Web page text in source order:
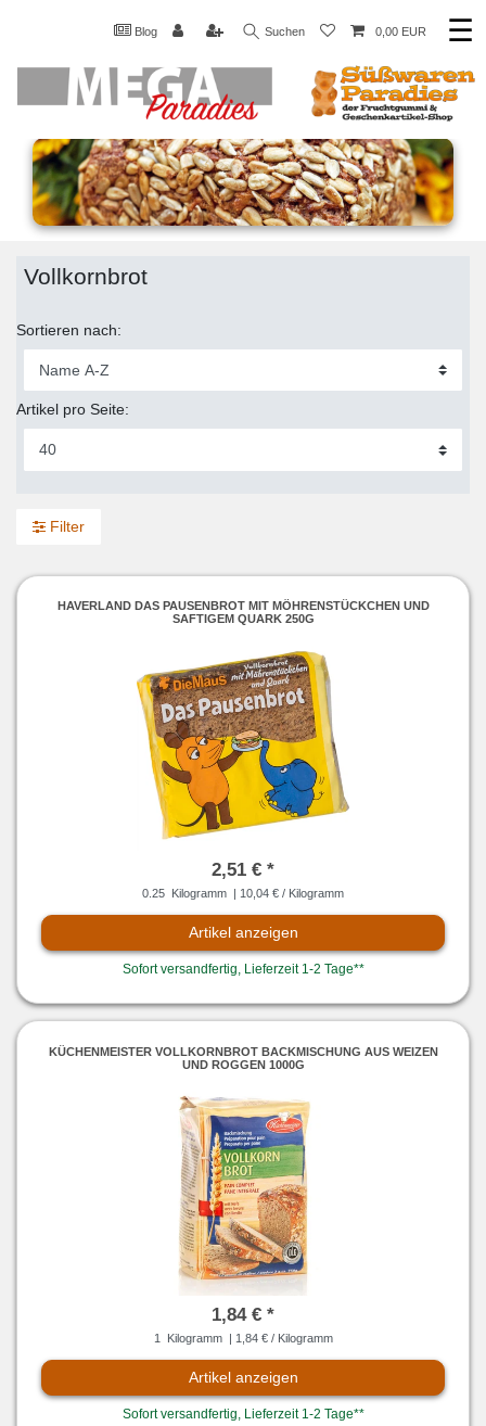
Blog Suchen 0,00 EUR ☰
Vollkornbrot
Sortieren nach:
Artikel pro Seite:
Filter
HAVERLAND DAS PAUSENBROT MIT MÖHRENSTÜCKCHEN UND
SAFTIGEM QUARK 250G
2,51 € *
0.25 Kilogramm | 10,04 € / Kilogramm
Artikel anzeigen
Sofort versandfertig, Lieferzeit 1-2 Tage**
KÜCHENMEISTER VOLLKORNBROT BACKMISCHUNG AUS WEIZEN
UND ROGGEN 1000G
1,84 € *
1 Kilogramm | 1,84 € / Kilogramm
Artikel anzeigen
Sofort versandfertig, Lieferzeit 1-2 Tage**